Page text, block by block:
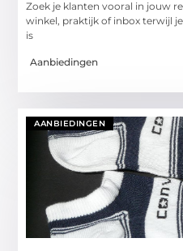
Zoek je klanten vooral in jouw
winkel, praktijk of inbox terwijl
is
Aanbiedingen
AANBIEDINGEN